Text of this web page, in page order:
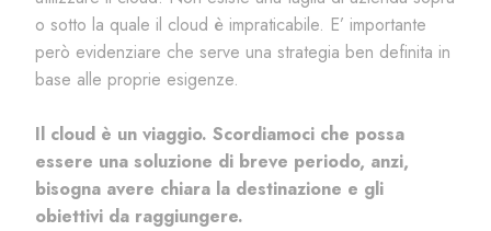
o sotto la quale il cloud è impraticabile. E’ importante
però evidenziare che serve una strategia ben definita in
base alle proprie esigenze.
Il cloud è un viaggio. Scordiamoci che possa
essere una soluzione di breve periodo, anzi,
bisogna avere chiara la destinazione e gli
obiettivi da raggiungere.